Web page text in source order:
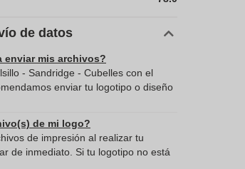
de datos
enviar mis archivos?
- Sandridge - Cubelles con el
enviar tu logotipo o diseño
de mi logo?
de impresión al realizar tu
de inmediato. Si tu logotipo no está